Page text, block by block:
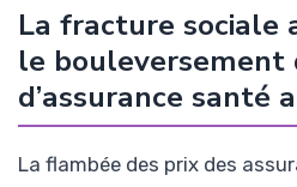
La fracture sociale
le bouleversement
d’assurance santé
La flambée des prix des